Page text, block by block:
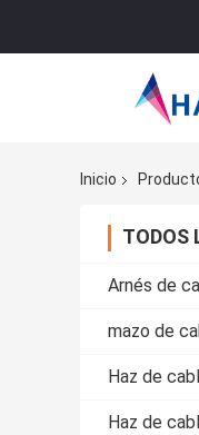
Inicio
TODOS
Arnés de
mazo de
Haz de
Haz de